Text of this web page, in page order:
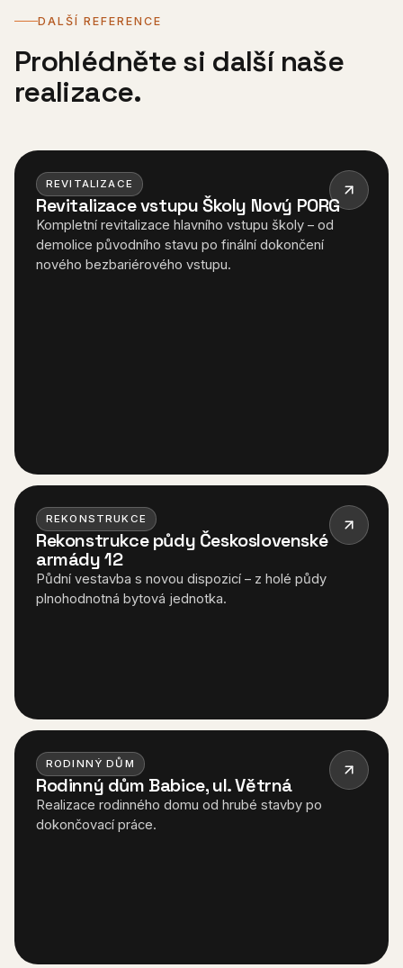
DALŠÍ REFERENCE
Prohlédněte si další naše
realizace.
REVITALIZACE
Revitalizace vstupu Školy Nový PORG
Kompletní revitalizace hlavního vstupu školy – od
demolice původního stavu po finální dokončení
nového bezbariérového vstupu.
REKONSTRUKCE
Rekonstrukce půdy Československé
armády 12
Půdní vestavba s novou dispozicí – z holé půdy
plnohodnotná bytová jednotka.
RODINNÝ DŮM
Rodinný dům Babice, ul. Větrná
Realizace rodinného domu od hrubé stavby po
dokončovací práce.